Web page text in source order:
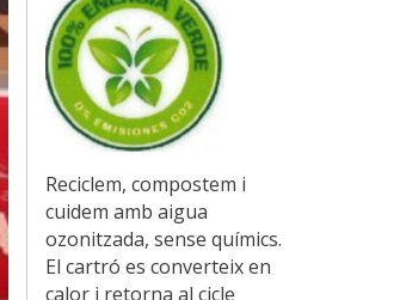
Reciclem, compostem i
cuidem amb aigua
ozonitzada, sense químics.
El cartró es converteix en
calor i retorna al cicle